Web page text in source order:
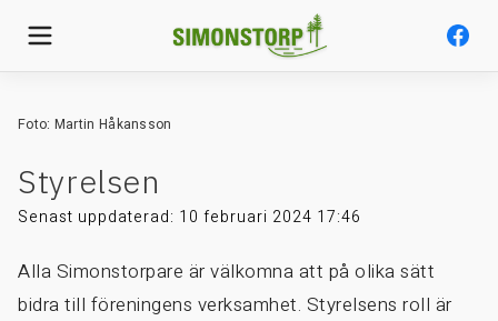
Foto: Martin Håkansson
Styrelsen
Senast uppdaterad: 10 februari 2024 17:46
Alla Simonstorpare är välkomna att på olika sätt
bidra till föreningens verksamhet. Styrelsens roll är